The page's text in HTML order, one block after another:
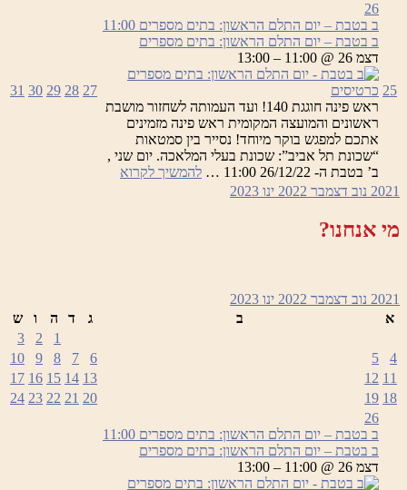
25
26
ב בטבת – יום התלם הראשון: בתים מספרים 11:00
ב בטבת – יום התלם הראשון: בתים מספרים
דצמ 26 @ 11:00 – 13:00
כרטיסים
ראש פינה חוגגת 140! ועד העמותה לשחזור מושבת
ראשונים והמועצה המקומית ראש פינה מזמינים
אתכם למפגש בוקר מיוחד! נסייר בין סמטאות
“שכונת תל אביב”: שכונת בעלי המלאכה. יום שני ,
ב’ בטבת ה- 26/12/22 11:00 …
להמשיך לקרוא
27
28
29
30
31
2021 נוב דצמבר 2022 ינו 2023
מי אנחנו?
2021 נוב דצמבר 2022 ינו 2023
א
ב ג ד ה ו
ש
1
2
3
4
5
6
7
8
9
10
11
12
13
14
15
16
17
18
19
20
21
22
23
24
26
ב בטבת – יום התלם הראשון: בתים מספרים 11:00
ב בטבת – יום התלם הראשון: בתים מספרים
דצמ 26 @ 11:00 – 13:00